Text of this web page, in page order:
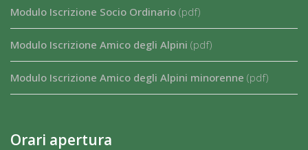
Modulo Iscrizione Socio Ordinario (pdf)
Modulo Iscrizione Amico degli Alpini (pdf)
Modulo Iscrizione Amico degli Alpini minorenne (pdf)
Orari apertura